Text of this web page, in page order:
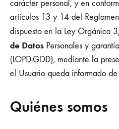
carácter personal, y en
artículos 13 y 14 del
dispuesto en la Ley Orgánica
de Datos Personales y
(LOPD-GDD), mediante la
el Usuario queda informado
Quiénes somos